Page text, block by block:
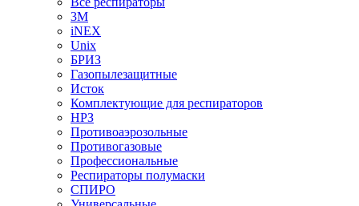
3М
iNEX
Unix
БРИЗ
Газопылезащитные
Исток
Комплектующие для респираторов
НРЗ
Противоаэрозольные
Противогазовые
Профессиональные
Респираторы полумаски
СПИРО